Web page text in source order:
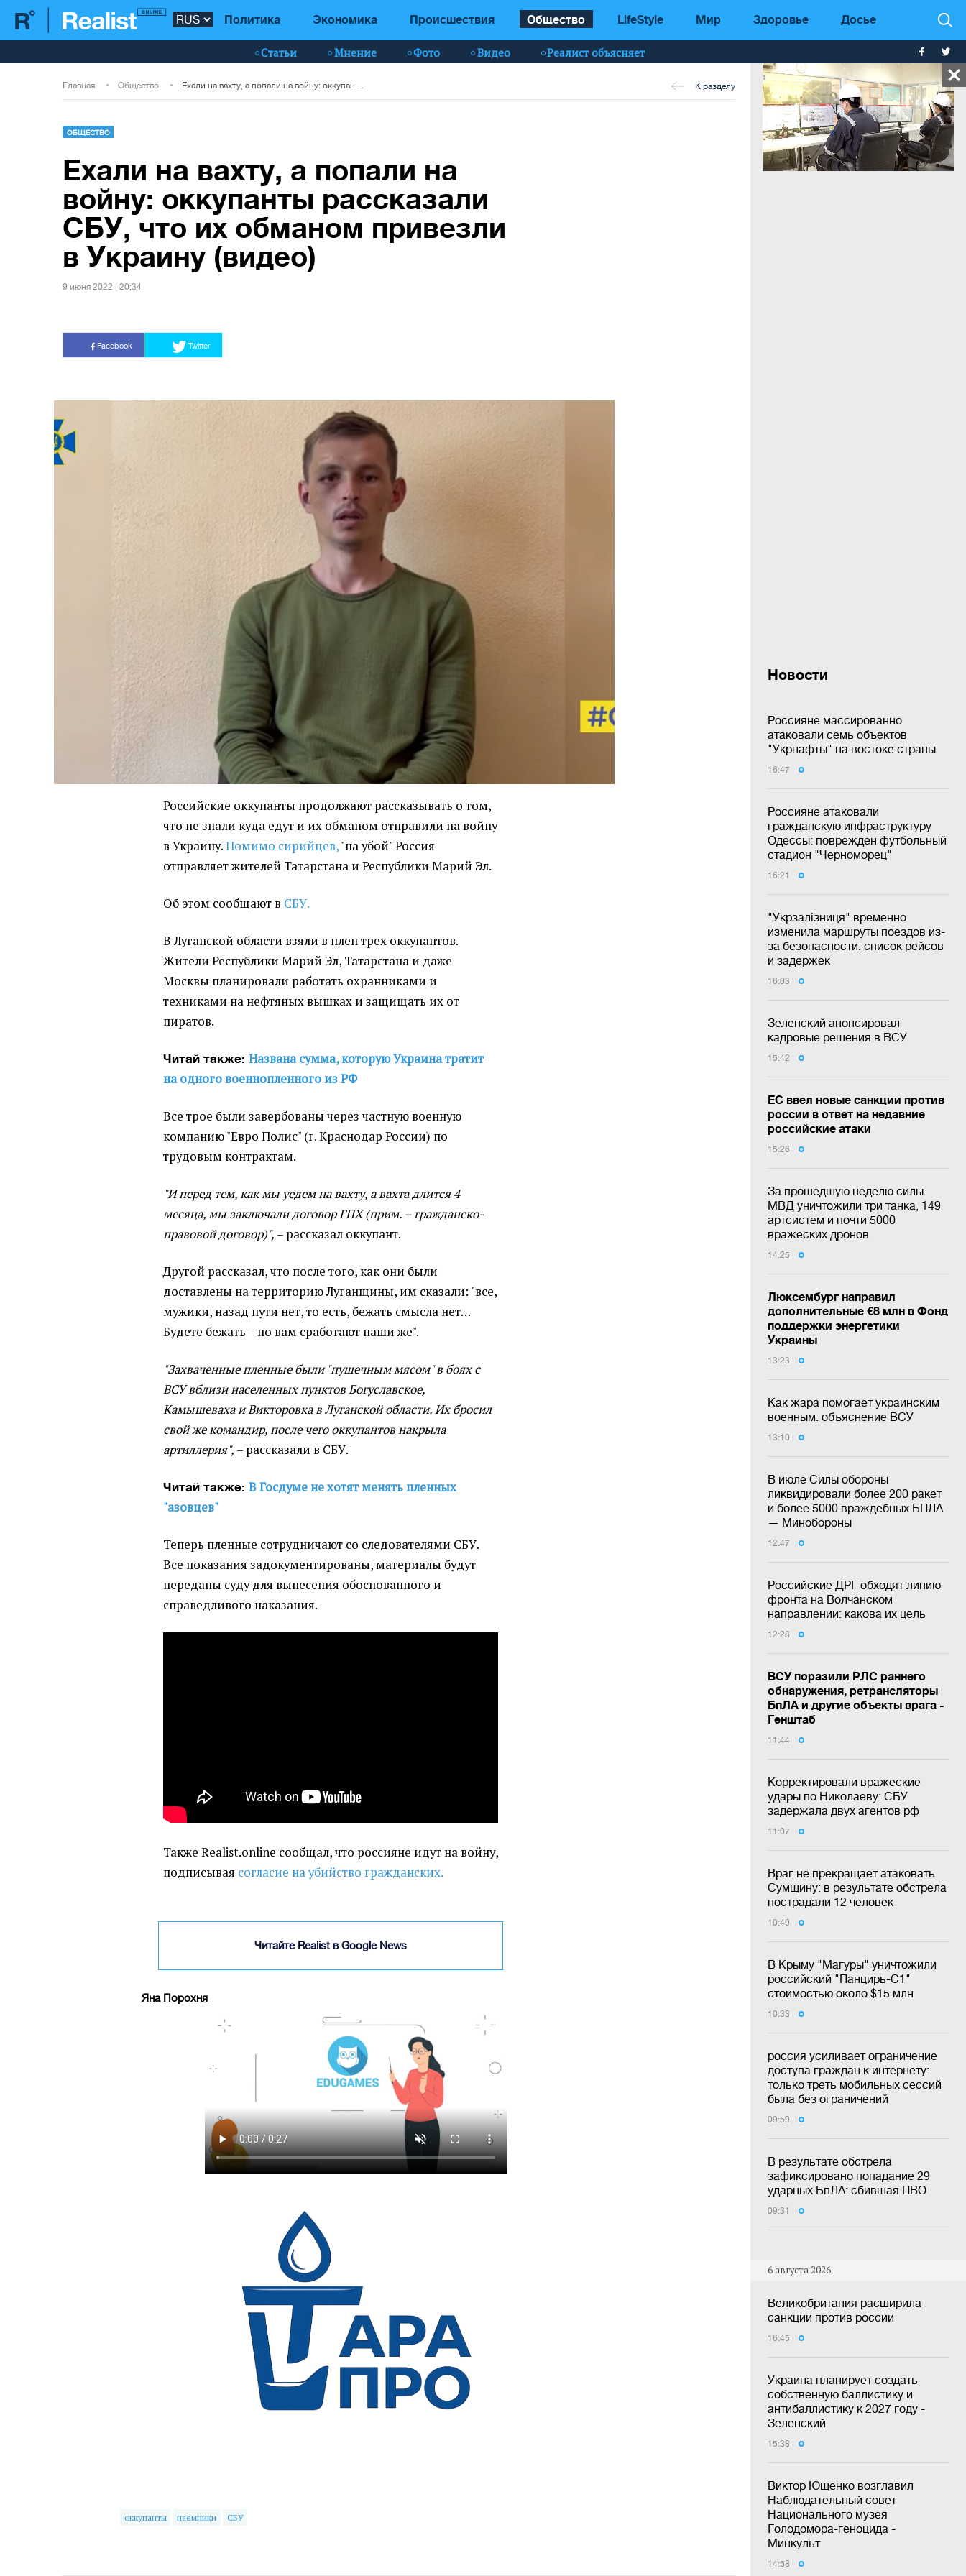
Политика Экономика Происшествия Общество LifeStyle Мир Здоровье Досье
Статьи Мнение Фото Видео Реалист объясняет
Новости
Россияне массированно
атаковали семь объектов
"Укрнафты" на востоке страны
16:47
Россияне атаковали
гражданскую инфраструктуру
Одессы: поврежден футбольный
стадион "Черноморец"
16:21
"Укрзалізниця" временно
изменила маршруты поездов из-
за безопасности: список рейсов
и задержек
16:03
Зеленский анонсировал
кадровые решения в ВСУ
15:42
ЕС ввел новые санкции против
россии в ответ на недавние
российские атаки
15:26
За прошедшую неделю силы
МВД уничтожили три танка, 149
артсистем и почти 5000
вражеских дронов
14:25
Люксембург направил
дополнительные €8 млн в Фонд
поддержки энергетики
Украины
13:23
Как жара помогает украинским
военным: объяснение ВСУ
13:10
В июле Силы обороны
ликвидировали более 200 ракет
и более 5000 враждебных БПЛА
— Минобороны
12:47
Российские ДРГ обходят линию
фронта на Волчанском
направлении: какова их цель
12:28
ВСУ поразили РЛС раннего
обнаружения, ретрансляторы
БпЛА и другие объекты врага -
Генштаб
11:44
Корректировали вражеские
удары по Николаеву: СБУ
задержала двух агентов рф
11:07
Враг не прекращает атаковать
Сумщину: в результате обстрела
пострадали 12 человек
10:49
В Крыму "Магуры" уничтожили
российский "Панцирь-С1"
стоимостью около $15 млн
10:33
россия усиливает ограничение
доступа граждан к интернету:
только треть мобильных сессий
была без ограничений
09:59
В результате обстрела
зафиксировано попадание 29
ударных БпЛА: сбившая ПВО
09:31
6 августа 2026
Великобритания расширила
санкции против россии
16:45
Украина планирует создать
собственную баллистику и
антибаллистику к 2027 году -
Зеленский
15:38
Виктор Ющенко возглавил
Наблюдательный совет
Национального музея
Голодомора-геноцида -
Минкульт
14:58
Главная Общество К разделу
ОБЩЕСТВО
Ехали на вахту, а попали на
войну: оккупанты рассказали
СБУ, что их обманом привезли
в Украину (видео)
9 июня 2022 | 20:34
Facebook Twitter
Российские оккупанты продолжают рассказывать о том,
что не знали куда едут и их обманом отправили на войну
в Украину.Помимо сирийцев,"на убой" Россия
отправляет жителей Татарстана и Республики Марий Эл.
Об этом сообщают в СБУ.
В Луганской области взяли в плен трех оккупантов.
Жители Республики Марий Эл, Татарстана и даже
Москвы планировали работать охранниками и
техниками на нефтяных вышках и защищать их от
пиратов.
Читай также:Названа сумма, которую Украина тратит
на одного военнопленного из РФ
Все трое были завербованы через частную военную
компанию "Евро Полис" (г. Краснодар России) по
трудовым контрактам.
"И перед тем, как мы уедем на вахту, а вахта длится 4
месяца, мы заключали договор ГПХ (прим. – гражданско-
правовой договор)", – рассказал оккупант.
Другой рассказал, что после того, как они были
доставлены на территорию Луганщины, им сказали: "все,
мужики, назад пути нет, то есть, бежать смысла нет…
Будете бежать – по вам сработают наши же".
"Захваченные пленные были "пушечным мясом" в боях с
ВСУ вблизи населенных пунктов Богуславское,
Камышеваха и Викторовка в Луганской области. Их бросил
свой же командир, после чего оккупантов накрыла
артиллерия", – рассказали в СБУ.
Читай также:В Госдуме не хотят менять пленных
"азовцев"
Теперь пленные сотрудничают со следователями СБУ.
Все показания задокументированы, материалы будут
переданы суду для вынесения обоснованного и
справедливого наказания.
Также Realist.online сообщал, что россияне идут на войну,
подписывая согласие на убийство гражданских.
Читайте Realist в Google News
Яна Порохня
оккупанты наемники СБУ